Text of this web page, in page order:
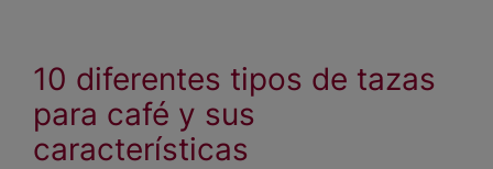
10 diferentes tipos de tazas
para café y sus
características